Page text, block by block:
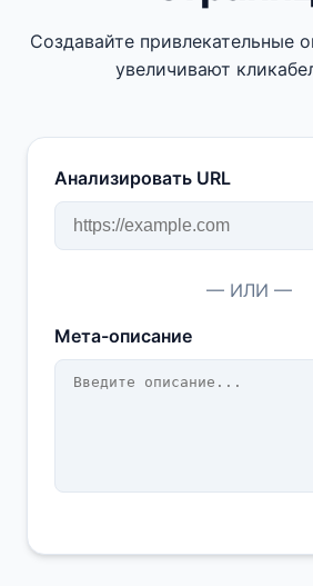
Создавайте привлекательные
увеличивают
Анализировать URL
— ИЛИ —
Мета-описание